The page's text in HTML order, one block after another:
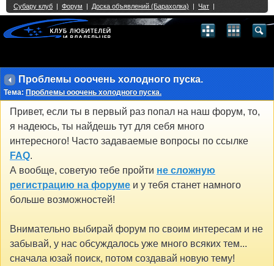
Проблемы ооочень холодного пуска.
Тема: Проблемы ооочень холодного пуска.
Привет, если ты в первый раз попал на наш форум, то,
я надеюсь, ты найдешь тут для себя много
интересного! Часто задаваемые вопросы по ссылке
FAQ.
А вообще, советую тебе пройти не сложную
регистрацию на форуме и у тебя станет намного
больше возможностей!
Внимательно выбирай форум по своим интересам и не
забывай, у нас обсуждалось уже много всяких тем...
сначала юзай поиск, потом создавай новую тему!
Single Sign On provided byvBSSO
2 3 4 5 6 7 8 9 10 11 12 13 14 15 16 17 18 21 22 23 24 25 26
27 28 29 30 31 32 33 40 41 42 43